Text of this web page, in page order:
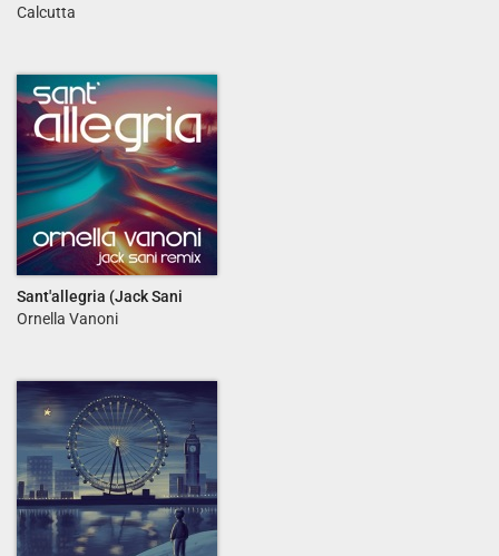
Edition)
Calcutta
Sant'allegria (Jack Sani
Remix) - Single
Ornella Vanoni